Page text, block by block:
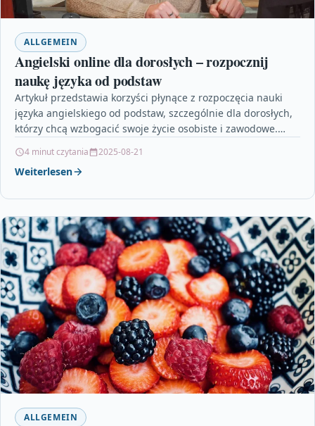
ALLGEMEIN
Angielski online dla dorosłych – rozpocznij
naukę języka od podstaw
Artykuł przedstawia korzyści płynące z rozpoczęcia nauki
języka angielskiego od podstaw, szczególnie dla dorosłych,
którzy chcą wzbogacić swoje życie osobiste i zawodowe.
4 minut czytania 2025-08-21
Weiterlesen
ALLGEMEIN